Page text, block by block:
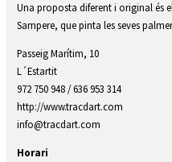
Una proposta diferent i original és
Sampere, que pinta les seves
Passeig Marítim, 10
L´Estartit
972 750 948 / 636 953 314
http://www.tracdart.com
info@tracdart.com
Horari